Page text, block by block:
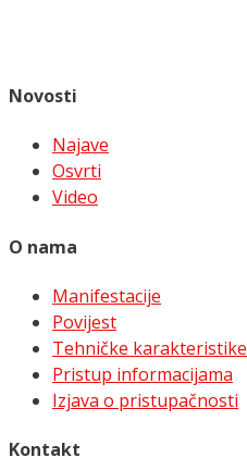
Novosti
Najave
Osvrti
Video
O nama
Manifestacije
Povijest
Tehničke karakteristike
Pristup informacijama
Izjava o pristupačnosti
Kontakt